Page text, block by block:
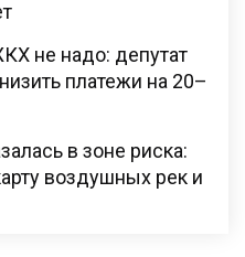
не надо: депутат
платежи на 20–
в зоне риска:
воздушных рек и